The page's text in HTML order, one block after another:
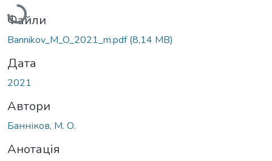
Файли
Bannikov_M_O_2021_m.pdf(8,14 MB)
Дата
2021
Автори
Банніков, М. О.
Анотація